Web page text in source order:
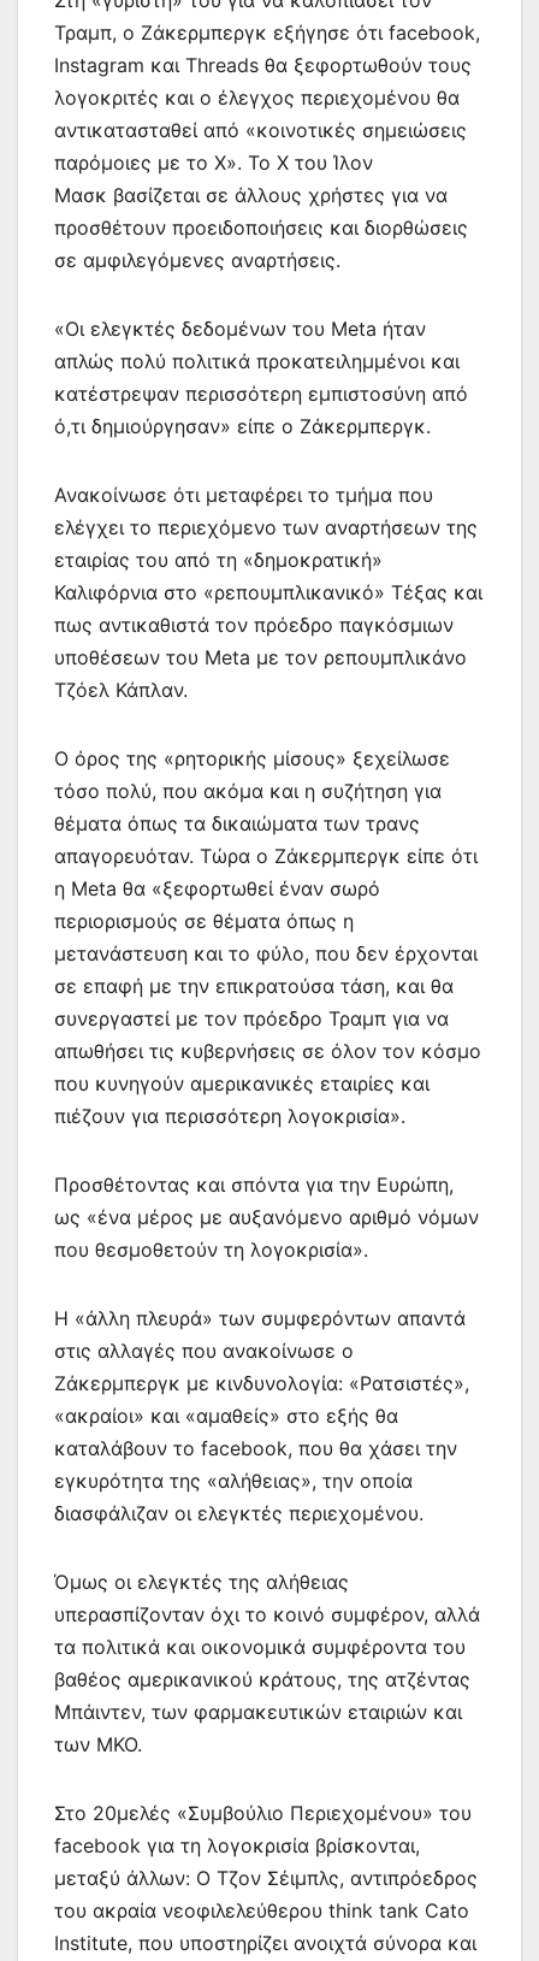
Τραμπ, ο Ζάκερμπεργκ εξήγησε ότι facebook,
Instagram και Threads θα ξεφορτωθούν τους
λογοκριτές και ο έλεγχος περιεχομένου θα
αντικατασταθεί από «κοινοτικές σημειώσεις
παρόμοιες με το X». Το X του Ίλον
Μασκ βασίζεται σε άλλους χρήστες για να
προσθέτουν προειδοποιήσεις και διορθώσεις
σε αμφιλεγόμενες αναρτήσεις.
«Οι ελεγκτές δεδομένων του Meta ήταν
απλώς πολύ πολιτικά προκατειλημμένοι και
κατέστρεψαν περισσότερη εμπιστοσύνη από
ό,τι δημιούργησαν» είπε ο Ζάκερμπεργκ.
Ανακοίνωσε ότι μεταφέρει το τμήμα που
ελέγχει το περιεχόμενο των αναρτήσεων της
εταιρίας του από τη «δημοκρατική»
Καλιφόρνια στο «ρεπουμπλικανικό» Τέξας και
πως αντικαθιστά τον πρόεδρο παγκόσμιων
υποθέσεων του Meta με τον ρεπουμπλικάνο
Τζόελ Κάπλαν.
Ο όρος της «ρητορικής μίσους» ξεχείλωσε
τόσο πολύ, που ακόμα και η συζήτηση για
θέματα όπως τα δικαιώματα των τρανς
απαγορευόταν. Τώρα ο Ζάκερμπεργκ είπε ότι
η Meta θα «ξεφορτωθεί έναν σωρό
περιορισμούς σε θέματα όπως η
μετανάστευση και το φύλο, που δεν έρχονται
σε επαφή με την επικρατούσα τάση, και θα
συνεργαστεί με τον πρόεδρο Τραμπ για να
απωθήσει τις κυβερνήσεις σε όλον τον κόσμο
που κυνηγούν αμερικανικές εταιρίες και
πιέζουν για περισσότερη λογοκρισία».
Προσθέτοντας και σπόντα για την Ευρώπη,
ως «ένα μέρος με αυξανόμενο αριθμό νόμων
που θεσμοθετούν τη λογοκρισία».
Η «άλλη πλευρά» των συμφερόντων απαντά
στις αλλαγές που ανακοίνωσε ο
Ζάκερμπεργκ με κινδυνολογία: «Ρατσιστές»,
«ακραίοι» και «αμαθείς» στο εξής θα
καταλάβουν το facebook, που θα χάσει την
εγκυρότητα της «αλήθειας», την οποία
διασφάλιζαν οι ελεγκτές περιεχομένου.
Όμως οι ελεγκτές της αλήθειας
υπερασπίζονταν όχι το κοινό συμφέρον, αλλά
τα πολιτικά και οικονομικά συμφέροντα του
βαθέος αμερικανικού κράτους, της ατζέντας
Μπάιντεν, των φαρμακευτικών εταιριών και
των ΜΚΟ.
Στο 20μελές «Συμβούλιο Περιεχομένου» του
facebook για τη λογοκρισία βρίσκονται,
μεταξύ άλλων: Ο Τζον Σέιμπλς, αντιπρόεδρος
του ακραία νεοφιλελεύθερου think tank Cato
Institute, που υποστηρίζει ανοιχτά σύνορα και